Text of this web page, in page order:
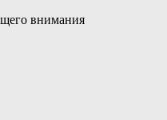
внимания